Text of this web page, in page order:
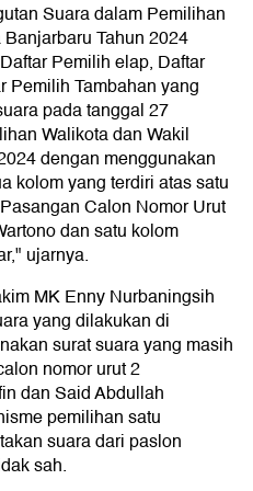
Suara dalam Pemilihan
Tahun 2024
Pemilih elap, Daftar
Pemilih Tambahan yang
pada tanggal 27
Walikota dan Wakil
dengan menggunakan
kolom yang terdiri atas satu
Calon Nomor Urut
dan satu kolom
ujarnya.
MK Enny Nurbaningsih
yang dilakukan di
surat suara yang masih
nomor urut 2
dan Said Abdullah
pemilihan satu
suara dari paslon
sah.